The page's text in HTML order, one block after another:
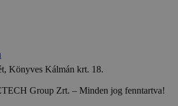
Könyves Kálmán krt. 18.
Group Zrt. – Minden jog fenntartva!